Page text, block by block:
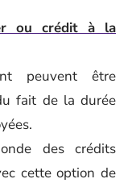
ou crédit à la
peuvent être
fait de la durée
des crédits
cette option de